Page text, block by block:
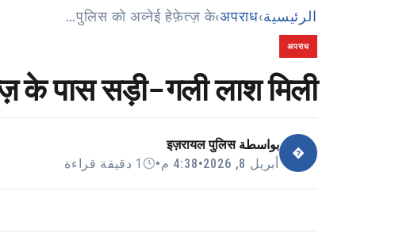
الرئيسية›
अपराध
›
पुलिस को अव्नेई हेफ़ेत्ज़ के…
अपराध
के पास सड़ी-गली लाश मिली
�
بواسطةइज़रायल पुलिस
أبريل 8, 2026
•4:38 م • 1 دقيقة قراءة